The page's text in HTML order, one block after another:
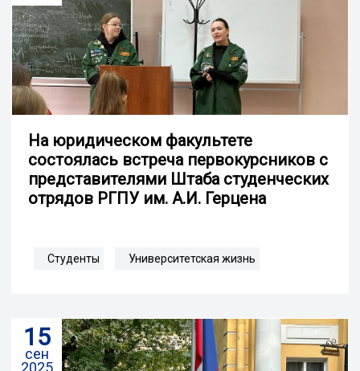
На юридическом факультете
состоялась встреча первокурсников с
представителями Штаба студенческих
отрядов РГПУ им. А.И. Герцена
Студенты Университетская жизнь
15
сен
2025